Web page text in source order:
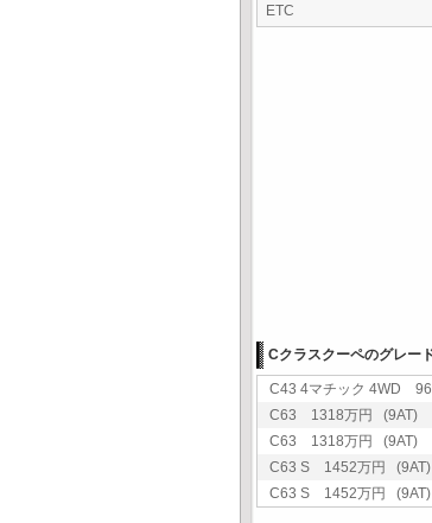
ETC
Cクラスクーペのグレー
C43 4マチック 4WD
C63 1318万円 (9AT)
C63 1318万円 (9AT)
C63 S 1452万円 (9AT)
C63 S 1452万円 (9AT)